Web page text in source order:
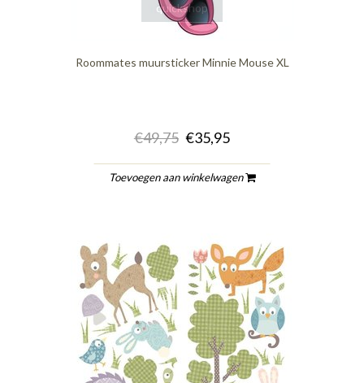
quickshop
Roommates muursticker Minnie Mouse XL
€49,75 €35,95
Toevoegen aan winkelwagen